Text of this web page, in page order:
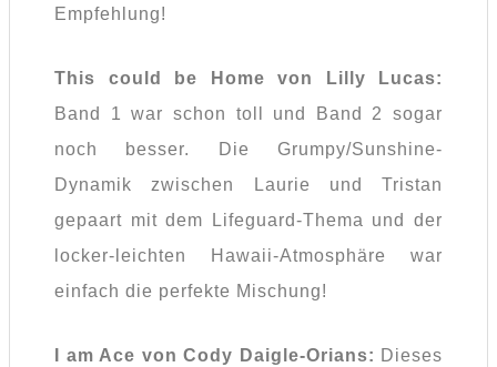
Empfehlung!
This could be Home von Lilly Lucas:
Band 1 war schon toll und Band 2 sogar
noch besser. Die Grumpy/Sunshine-
Dynamik zwischen Laurie und Tristan
gepaart mit dem Lifeguard-Thema und der
locker-leichten Hawaii-Atmosphäre war
einfach die perfekte Mischung!
I am Ace von Cody Daigle-Orians: Dieses